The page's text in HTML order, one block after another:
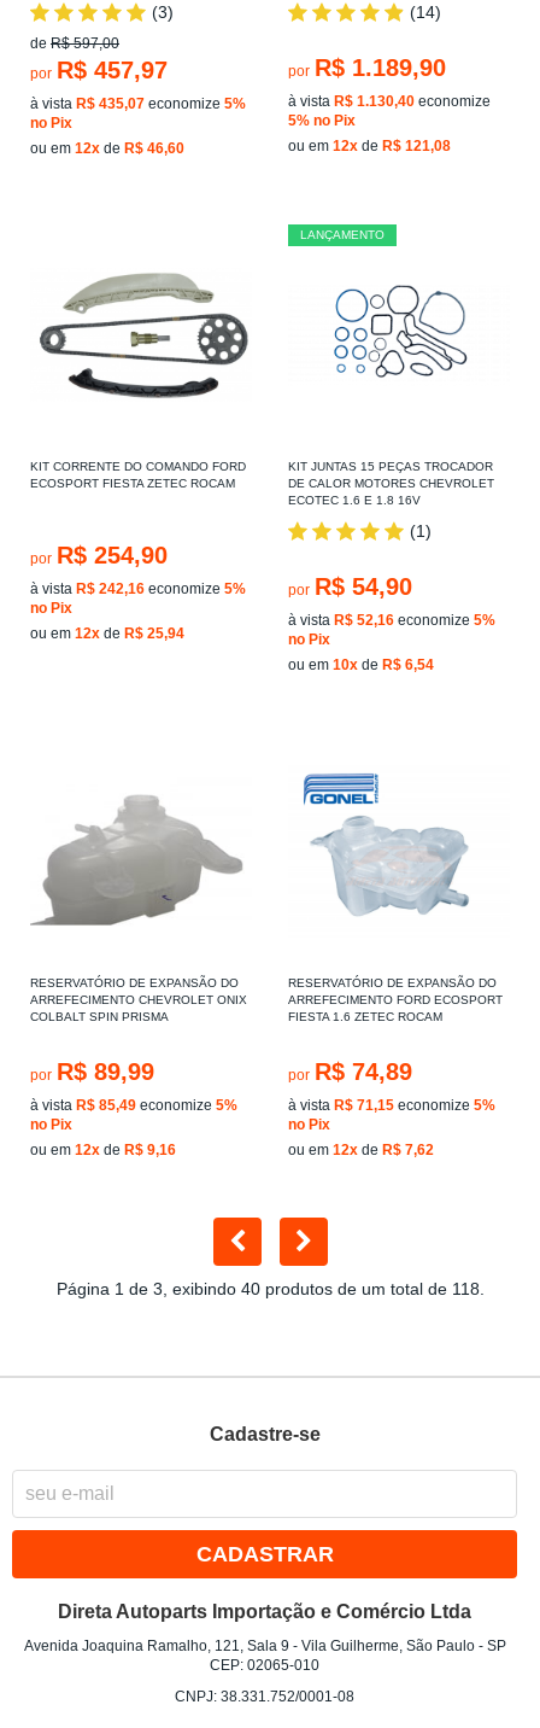
(3)
de R$ 597,00
por R$ 457,97
à vista R$ 435,07 economize 5%
no Pix
ou em 12x de R$ 46,60
(14)
por R$ 1.189,90
à vista R$ 1.130,40 economize
5% no Pix
ou em 12x de R$ 121,08
KIT CORRENTE DO COMANDO FORD
ECOSPORT FIESTA ZETEC ROCAM
por R$ 254,90
à vista R$ 242,16 economize 5%
no Pix
ou em 12x de R$ 25,94
LANÇAMENTO
KIT JUNTAS 15 PEÇAS TROCADOR
DE CALOR MOTORES CHEVROLET
ECOTEC 1.6 E 1.8 16V
(1)
por R$ 54,90
à vista R$ 52,16 economize 5%
no Pix
ou em 10x de R$ 6,54
RESERVATÓRIO DE EXPANSÃO DO
ARREFECIMENTO CHEVROLET ONIX
COLBALT SPIN PRISMA
por R$ 89,99
à vista R$ 85,49 economize 5%
no Pix
ou em 12x de R$ 9,16
RESERVATÓRIO DE EXPANSÃO DO
ARREFECIMENTO FORD ECOSPORT
FIESTA 1.6 ZETEC ROCAM
por R$ 74,89
à vista R$ 71,15 economize 5%
no Pix
ou em 12x de R$ 7,62
Página 1 de 3, exibindo 40 produtos de um total de 118.
Cadastre-se
CADASTRAR
Direta Autoparts Importação e Comércio Ltda
Avenida Joaquina Ramalho, 121, Sala 9 - Vila Guilherme, São Paulo- SP
CEP: 02065-010
CNPJ: 38.331.752/0001-08